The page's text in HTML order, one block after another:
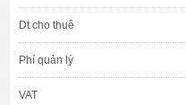
Dt cho thuê
Phí quản lý
VAT